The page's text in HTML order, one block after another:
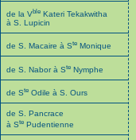
de la Vble Kateri Tekakwitha
à S. Lupicin
de S. Macaire à Ste Monique
de S. Nabor à Ste Nymphe
de Ste Odile à S. Ours
de S. Pancrace
à Ste Pudentienne